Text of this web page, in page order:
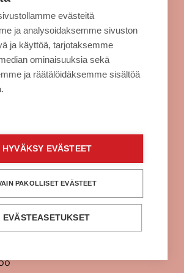
Espoo
evästeitä
ja analysoidaksemme sivuston
ja käyttöä, tarjotaksemme
ominaisuuksia sekä
ja räätälöidäksemme sisältöä
HYVÄKSY EVÄSTEET
PAKOLLISET EVÄSTEET
EVÄSTEASETUKSET